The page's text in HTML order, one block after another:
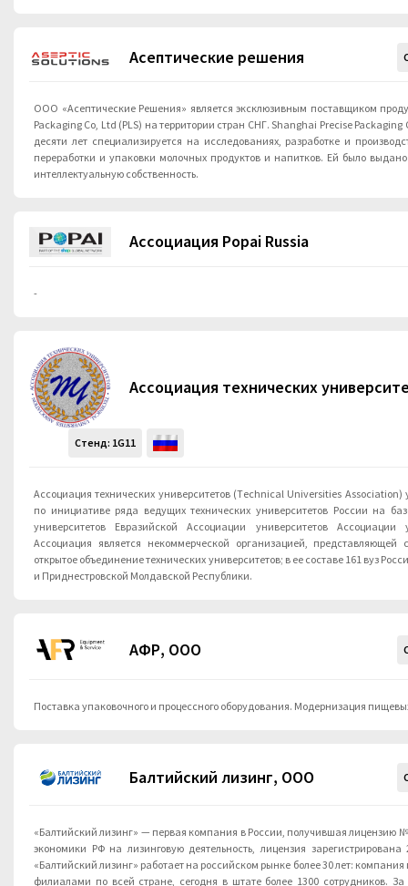
Асептические решения
ООО «Асептические Решения» является эксклюзивным поставщиком
Packaging Co, Ltd (PLS) на территории стран СНГ. Shanghai Precise Packaging Co., Ltd (PLS) уже более
десяти лет специализируется на исследованиях, разработке и
переработки и упаковки молочных продуктов и напитков. Ей было
интеллектуальную собственность.
Ассоциация Popai Russia
-
Ассоциация технических
Стенд: 1G11
Ассоциация технических университетов (Тechnical Universities Association)
по инициативе ряда ведущих технических университетов России на
университетов Евразийской Ассоциации университетов Ассоциации
Ассоциация является некоммерческой организацией, представляющей
открытое объединение технических университетов; в ее составе 161 вуз
и Приднестровской Молдавской Республики.
АФР, ООО
Поставка упаковочного и процессного оборудования. Модернизация
Балтийский лизинг, ООО
«Балтийский лизинг» — первая компания в России, получившая лицензию
экономики РФ на лизинговую деятельность, лицензия зарегистрирована
«Балтийский лизинг» работает на российском рынке более 30 лет: компания
филиалами по всей стране, сегодня в штате более 1300 сотрудников. За